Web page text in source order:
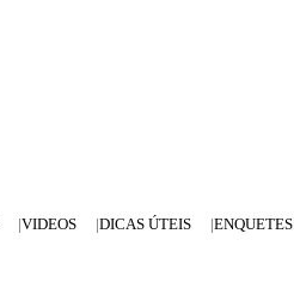
VIDEOS DICAS ÚTEIS ENQUETES